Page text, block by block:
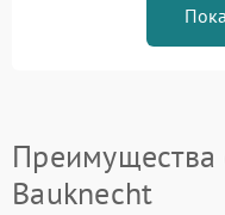
Преимущества
Bauknecht